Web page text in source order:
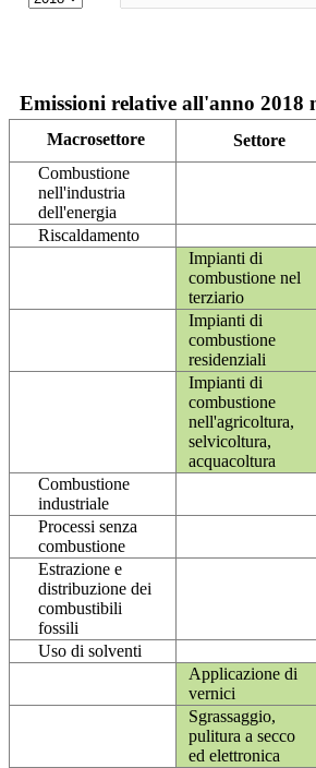
Emissioni relative all'anno
Macrosettore Settore
Combustione
nell'industria
dell'energia
Riscaldamento
Impianti di
combustione nel
terziario
Impianti di
combustione
residenziali
Impianti di
combustione
nell'agricoltura,
selvicoltura,
acquacoltura
Combustione
industriale
Processi senza
combustione
Estrazione e
distribuzione dei
combustibili
fossili
Uso di solventi
Applicazione di
vernici
Sgrassaggio,
pulitura a secco
ed elettronica